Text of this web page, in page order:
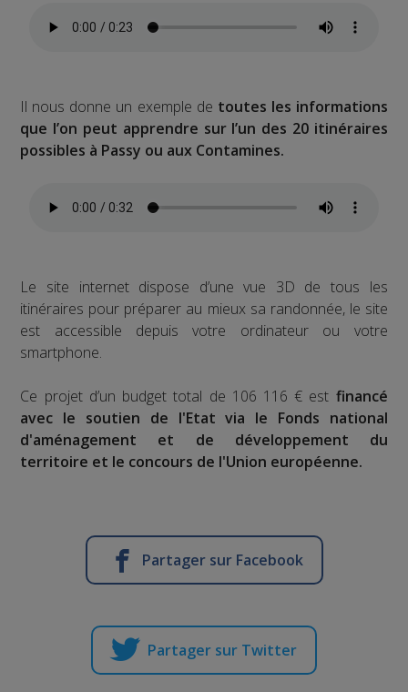
Il nous donne un exemple de toutes les informations
que l’on peut apprendre sur l’un des 20 itinéraires
possibles à Passy ou aux Contamines.
Le site internet dispose d’une vue 3D de tous les
itinéraires pour préparer au mieux sa randonnée, le site
est accessible depuis votre ordinateur ou votre
smartphone.
Ce projet d’un budget total de 106 116 € est financé
avec le soutien de l'Etat via le Fonds national
d'aménagement et de développement du
territoire et le concours de l'Union européenne.
Partager sur Facebook
Partager sur Twitter